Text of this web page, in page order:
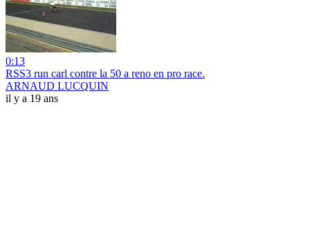
0:13
RSS3 run carl contre la 50 a reno en pro race.
ARNAUD LUCQUIN
il y a 19 ans